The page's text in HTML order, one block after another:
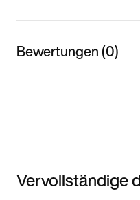
Bewertungen (0)
Vervollständige